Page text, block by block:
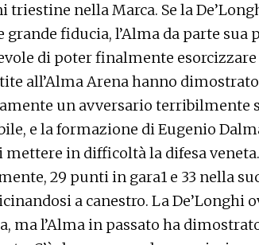
triestine nella Marca. Se la
grande fiducia, l’Alma da parte
di poter finalmente esorcizzare
all’Alma Arena hanno
un avversario terribilmente
e la formazione di Eugenio
mettere in difficoltà la difesa
29 punti in gara1 e 33 nella
a canestro. La De’Longhi
ma l’Alma in passato ha